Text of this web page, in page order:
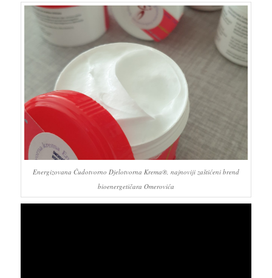
Energizovana Čudotvorno Djelotvorna Krema®, najnoviji zaštićeni brend
bioenergetičara Omerovića